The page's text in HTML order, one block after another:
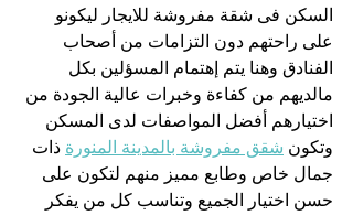
السكن فى شقة مفروشة للايجار ليكونو
على راحتهم دون التزامات من أصحاب
الفنادق وهنا يتم إهتمام المسؤلين بكل
مالديهم من كفاءة وخبرات عالية الجودة من
اختيارهم أفضل المواصفات لدى المسكن
وتكون شقق مفروشة بالمدينة المنورة ذات
جمال خاص وطابع مميز منهم لتكون على
حسن اختيار الجميع وتناسب كل من يفكر